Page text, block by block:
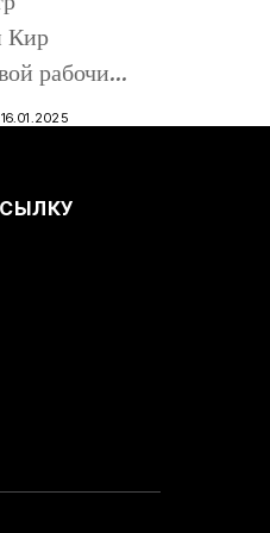
Кир
рабочий
с...
16.01.2025